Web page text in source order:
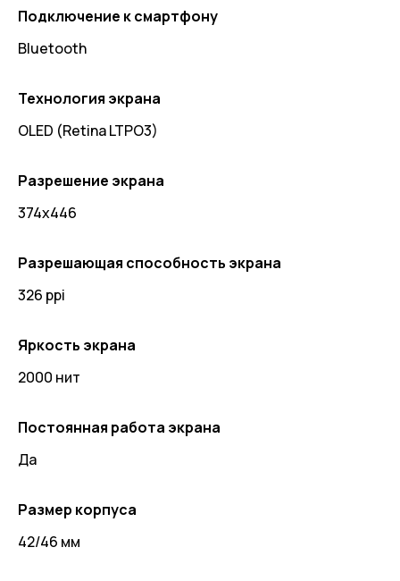
Подключение к смартфону
Bluetooth
Технология экрана
OLED (Retina LTPO3)
Разрешение экрана
374х446
Разрешающая способность экрана
326 ppi
Яркость экрана
2000 нит
Постоянная работа экрана
Да
Размер корпуса
42/46 мм